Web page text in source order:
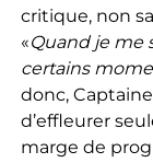
critique, non
«Quand je me
certains
donc,
d’effleurer
marge de